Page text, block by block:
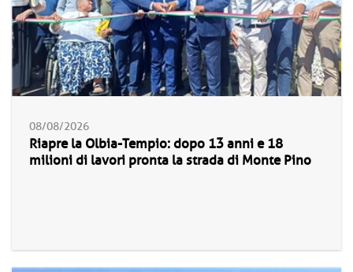
08/08/2026
Riapre la Olbia-Tempio: dopo 13 anni e 18
milioni di lavori pronta la strada di Monte Pino